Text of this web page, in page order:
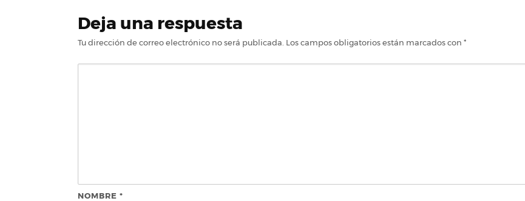
Deja una respuesta
Tu dirección de correo electrónico no será publicada. Los campos obligatorios están marcados con *
NOMBRE *